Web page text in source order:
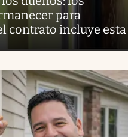
para
contrato incluye esta